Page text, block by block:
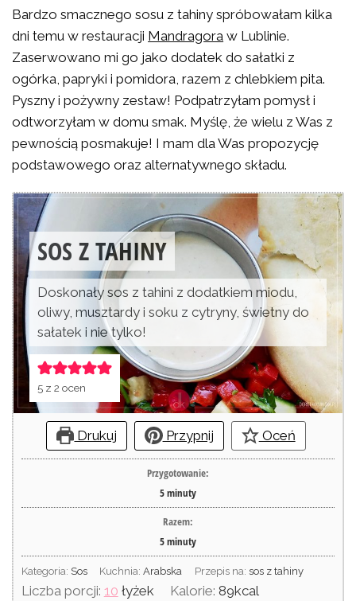
Bardzo smacznego sosu z tahiny spróbowałam kilka
dni temu w restauracji Mandragora w Lublinie.
Zaserwowano mi go jako dodatek do sałatki z
ogórka, papryki i pomidora, razem z chlebkiem pita.
Pyszny i pożywny zestaw! Podpatrzyłam pomysł i
odtworzyłam w domu smak. Myślę, że wielu z Was z
pewnością posmakuje! I mam dla Was propozycję
podstawowego oraz alternatywnego składu.
SOS Z TAHINY
Doskonały sos z tahini z dodatkiem miodu,
oliwy, musztardy i soku z cytryny, świetny do
sałatek i nie tylko!
5 z2 ocen
Drukuj Przypnij Oceń
Przygotowanie:
5minuty
Razem:
5minuty
Kategoria: Sos Kuchnia:Arabska Przepis na: sos z tahiny
Liczba porcji: 10 łyżek Kalorie:89kcal